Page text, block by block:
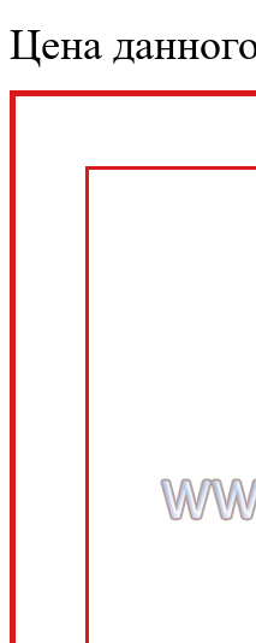
Цена